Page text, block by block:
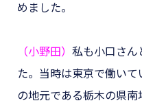
めました。
（小野田） 私も小口さん
た。当時は東京で働い
の地元である栃木の県